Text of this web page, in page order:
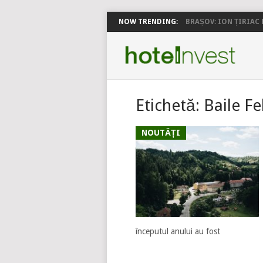
NOW TRENDING: BRAȘOV: ION ȚIRIAC
Etichetă: Baile
NOUTĂȚI
începutul anului au fost